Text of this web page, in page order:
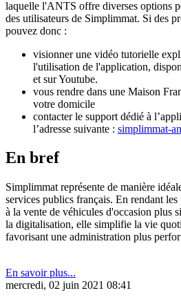
laquelle l'ANTS offre diverses options
des utilisateurs de Simplimmat. Si des
pouvez donc :
visionner une vidéo tutorielle
l'utilisation de l'application,
et sur Youtube.
vous rendre dans une Maison
votre domicile
contacter le support dédié à
l’adresse suivante : simplimmat-
En bref
Simplimmat représente de manière
services publics français. En rendant
à la vente de véhicules d'occasion plus
la digitalisation, elle simplifie la vie
favorisant une administration plus
En savoir plus...
mercredi, 02 juin 2021 08:41